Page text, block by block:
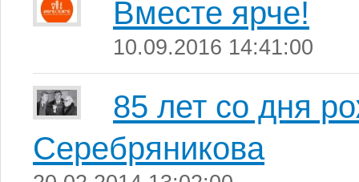
Вместе ярче!
10.09.2016 14:41:00
85 лет со дня
Серебряникова